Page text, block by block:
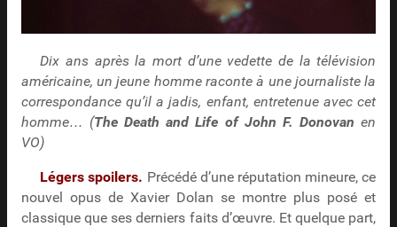
Dix ans après la mort d’une vedette de la télévision
américaine, un jeune homme raconte à une journaliste la
correspondance qu’il a jadis, enfant, entretenue avec cet
homme… (The Death and Life of John F. Donovan en
VO)
Légers spoilers. Précédé d’une réputation mineure, ce
nouvel opus de Xavier Dolan se montre plus posé et
classique que ses derniers faits d’œuvre. Et quelque part,